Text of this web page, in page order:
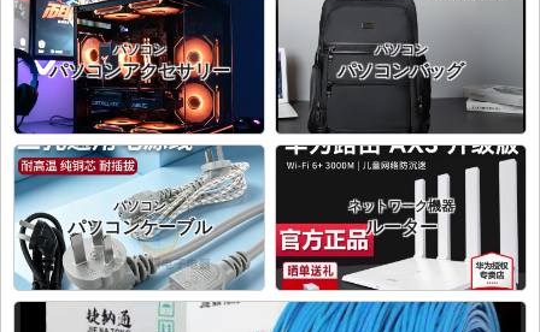
パソコン
パソコンアクセサリー
パソコン
パソコンバッグ
パソコン
パソコンケーブル
ネットワーク機器
ルーター